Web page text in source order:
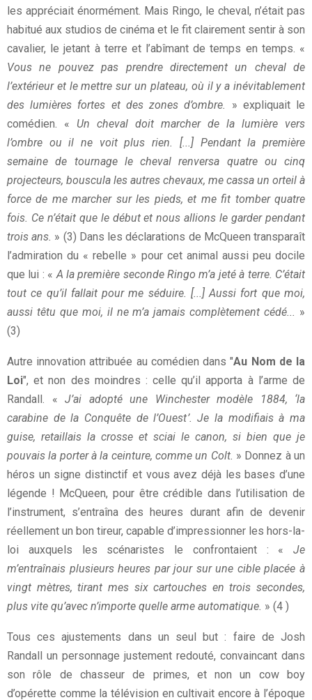
les appréciait énormément. Mais Ringo, le cheval, n’était pas
habitué aux studios de cinéma et le fit clairement sentir à son
cavalier, le jetant à terre et l’abîmant de temps en temps. «
Vous ne pouvez pas prendre directement un cheval de
l’extérieur et le mettre sur un plateau, où il y a inévitablement
des lumières fortes et des zones d’ombre.
» expliquait le
comédien. « Un cheval doit marcher de la lumière vers
l’ombre ou il ne voit plus rien. [...] Pendant la première
semaine de tournage le cheval renversa quatre ou cinq
projecteurs, bouscula les autres chevaux, me cassa un orteil à
force de me marcher sur les pieds, et me fit tomber quatre
fois. Ce n’était que le début et nous allions le garder pendant
trois ans. » (3) Dans les déclarations de McQueen transparaît
l’admiration du « rebelle » pour cet animal aussi peu docile
que lui : «A la première seconde Ringo m’a jeté à terre. C’était
tout ce qu’il fallait pour me séduire. [...] Aussi fort que moi,
aussi têtu que moi, il ne m’a jamais complètement cédé... »
(3)
Autre innovation attribuée au comédien dans "Au Nom de la
Loi", et non des moindres : celle qu’il apporta à l’arme de
Randall. « J’ai adopté une Winchester modèle 1884, ‘la
carabine de la Conquête de l’Ouest’. Je la modifiais à ma
guise, retaillais la crosse et sciai le canon, si bien que je
pouvais la porter à la ceinture, comme un Colt. » Donnez à un
héros un signe distinctif et vous avez déjà les bases d’une
légende ! McQueen, pour être crédible dans l’utilisation de
l’instrument, s’entraîna des heures durant afin de devenir
réellement un bon tireur, capable d’impressionner les hors-la-
loi auxquels les scénaristes le confrontaient : « Je
m’entraînais plusieurs heures par jour sur une cible placée à
vingt mètres, tirant mes six cartouches en trois secondes,
plus vite qu’avec n’importe quelle arme automatique. » (4 )
Tous ces ajustements dans un seul but : faire de Josh
Randall un personnage justement redouté, convaincant dans
son rôle de chasseur de primes, et non un cow boy
d’opérette comme la télévision en cultivait encore à l’époque